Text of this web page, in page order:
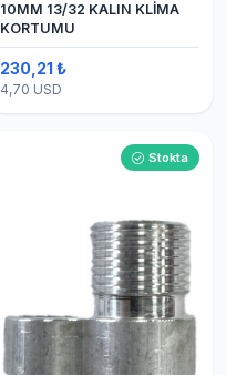
10MM 13/32 KALIN KLİMA
KORTUMU
230,21 ₺
4,70 USD
Stokta